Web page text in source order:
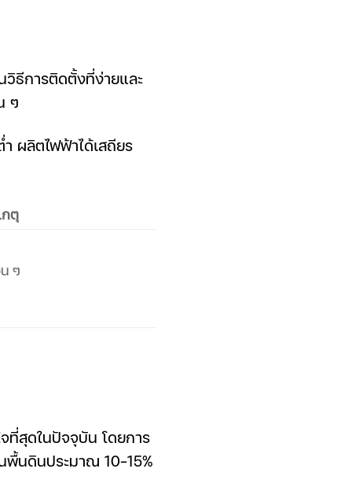
วิธีการติดตั้งที่ง่ายและ
ๆ
ผลิตไฟฟ้าได้เสถียร
กตุ
ๆ
ที่สุดในปัจจุบัน โดยการ
พื้นดินประมาณ 10-15%